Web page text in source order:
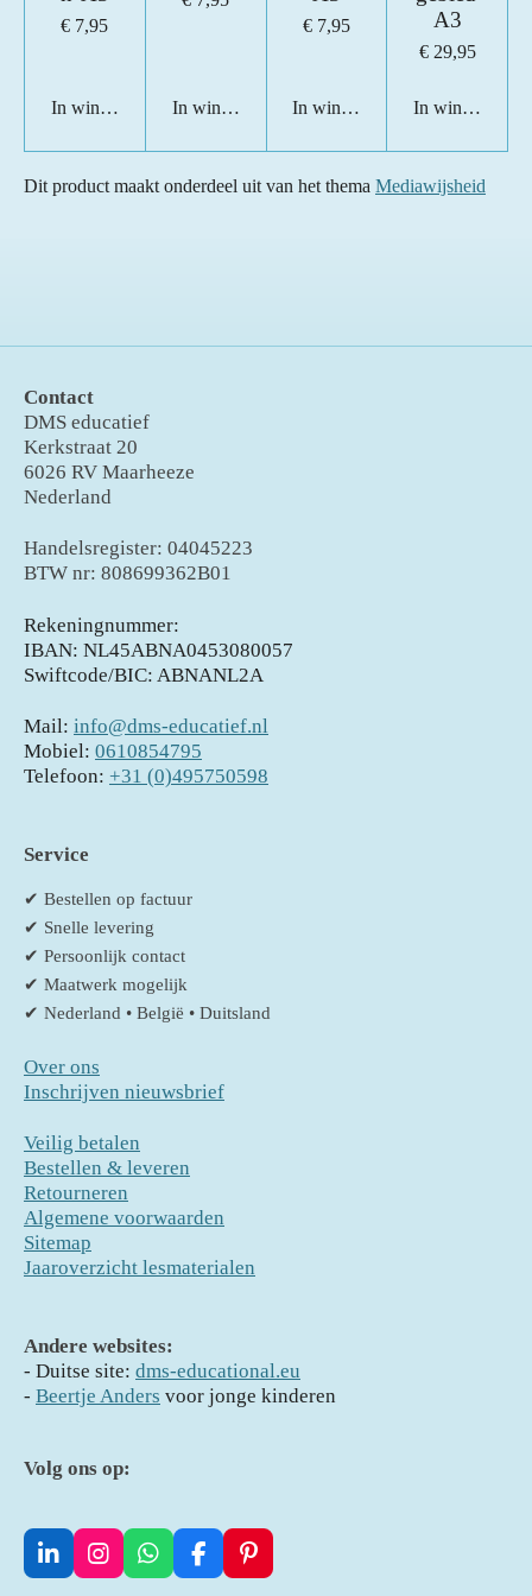
€ 7,95
In winkelwagen In winkelwagen
€ 7,95
In winkelwagen
A3
€ 29,95
In
Dit product maakt onderdeel uit van het thema Mediawijsheid
Contact
DMS educatief
Kerkstraat 20
6026 RV Maarheeze
Nederland
Handelsregister: 04045223
BTW nr: 808699362B01
Rekeningnummer:
IBAN: NL45ABNA0453080057
Swiftcode/BIC: ABNANL2A
Mail: info@dms-educatief.nl
Mobiel: 0610854795
Telefoon: +31 (0)495750598
Service
✔ Bestellen op factuur
✔ Snelle levering
✔ Persoonlijk contact
✔ Maatwerk mogelijk
✔ Nederland • België • Duitsland
Over ons
Inschrijven nieuwsbrief
Veilig betalen
Bestellen & leveren
Retourneren
Algemene voorwaarden
Sitemap
Jaaroverzicht lesmaterialen
Andere websites:
- Duitse site: dms-educational.eu
- Beertje Anders voor jonge kinderen
Volg ons op:
L
I
W
F
P